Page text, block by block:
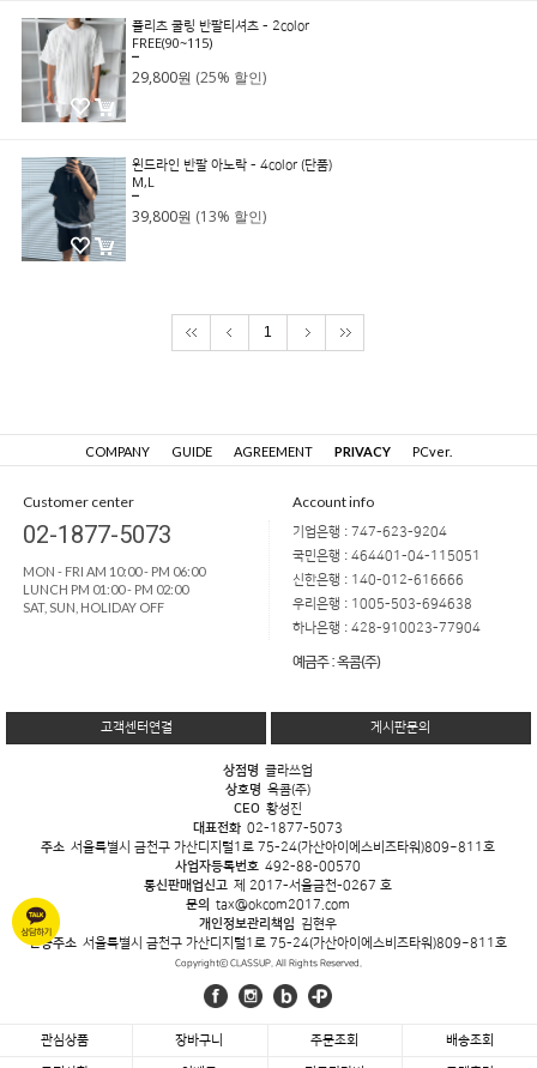
플리츠 쿨링 반팔티셔츠 - 2color
FREE(90~115)
29,800원 (25% 할인)
윈드라인 반팔 아노락 - 4color (단품)
M,L
39,800원 (13% 할인)
1
COMPANY GUIDE AGREEMENT PRIVACY PCver.
Customer center
02-1877-5073
MON - FRI AM 10:00 - PM 06:00
LUNCH PM 01:00 - PM 02:00
SAT, SUN, HOLIDAY OFF
Account info
기업은행 : 747-623-9204
국민은행 : 464401-04-115051
신한은행 : 140-012-616666
우리은행 : 1005-503-694638
하나은행 : 428-910023-77904
예금주 : 옥콤(주)
고객센터연결 게시판문의
상점명 클라쓰업
상호명 옥콤(주)
CEO 황성진
대표전화 02-1877-5073
주소 서울특별시 금천구 가산디지털1로 75-24(가산아이에스비즈타워)809~811호
사업자등록번호 492-88-00570
통신판매업신고 제 2017-서울금천-0267 호
문의 tax@okcom2017.com
개인정보관리책임 김현우
반송주소 서울특별시 금천구 가산디지털1로 75-24(가산아이에스비즈타워)809~811호
Copyrightⓒ CLASSUP. All Rights Reserved.
관심상품 장바구니 주문조회 배송조회